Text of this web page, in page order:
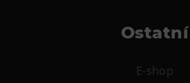
Ostatní
E-shop